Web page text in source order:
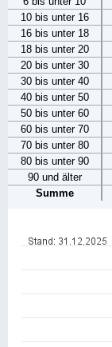
10 bis unter 16
16 bis unter 18
18 bis unter 20
20 bis unter 30
30 bis unter 40
40 bis unter 50
50 bis unter 60
60 bis unter 70
70 bis unter 80
80 bis unter 90
90 und älter
Summe